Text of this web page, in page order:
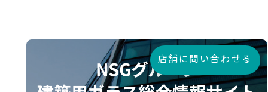
店舗に問い合わせる